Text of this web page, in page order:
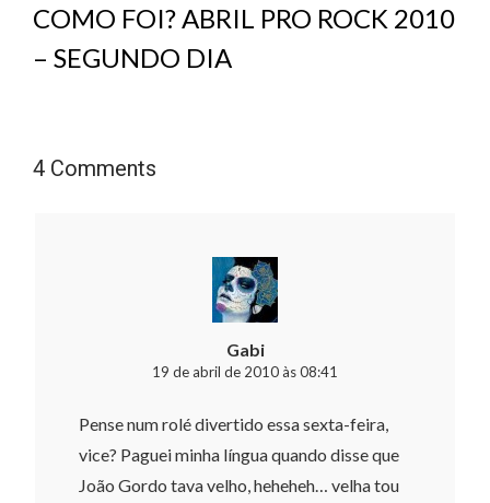
COMO FOI? ABRIL PRO ROCK 2010
– SEGUNDO DIA
4 Comments
Gabi
19 de abril de 2010 às 08:41
Pense num rolé divertido essa sexta-feira,
vice? Paguei minha língua quando disse que
João Gordo tava velho, heheheh… velha tou